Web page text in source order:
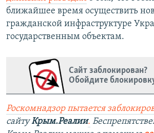
ближайшее время осуществить
гражданской инфраструктуре
государственным объектам.
Сайт заблокирован?
Обойдите
Роскомнадзор пытается
сайтуКрым.Реалии.